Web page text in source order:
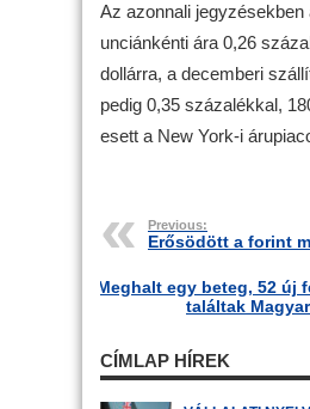
Az azonnali jegyzésekben
unciánkénti ára 0,26
dollárra, a decemberi
pedig 0,35 százalékkal,
esett a New York-i
Previous:
Erősödött a forint
Meghalt egy beteg, 52 új
találtak
CÍMLAP HÍREK